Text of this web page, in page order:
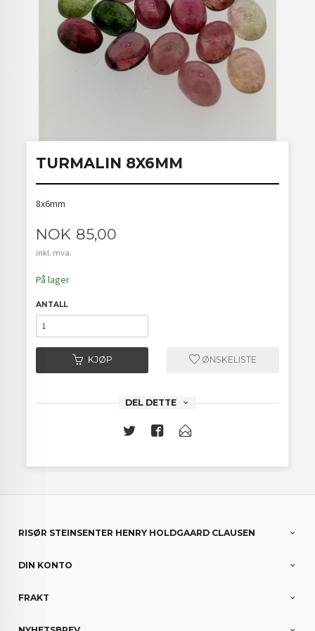
TURMALIN 8X6MM
8x6mm
Pris
NOK 85,00
inkl. mva.
På lager
ANTALL
KJØP ØNSKELISTE
DEL DETTE
RISØR STEINSENTER HENRY HOLDGAARD CLAUSEN
DIN KONTO
FRAKT